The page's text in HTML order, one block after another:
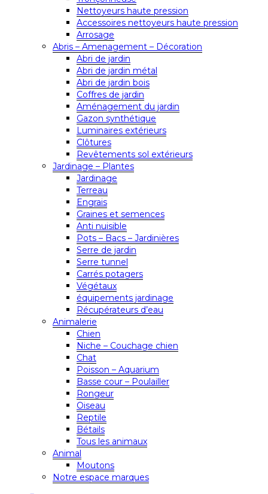
Nettoyeurs haute pression
Accessoires nettoyeurs haute pression
Arrosage
Abris – Amenagement – Décoration
Abri de jardin
Abri de jardin métal
Abri de jardin bois
Coffres de jardin
Aménagement du jardin
Gazon synthétique
Luminaires extérieurs
Clôtures
Revêtements sol extérieurs
Jardinage – Plantes
Jardinage
Terreau
Engrais
Graines et semences
Anti nuisible
Pots – Bacs – Jardinières
Serre de jardin
Serre tunnel
Carrés potagers
Végétaux
équipements jardinage
Récupérateurs d’eau
Animalerie
Chien
Niche – Couchage chien
Chat
Poisson – Aquarium
Basse cour – Poulailler
Rongeur
Oiseau
Reptile
Bétails
Tous les animaux
Animal
Moutons
Notre espace marques